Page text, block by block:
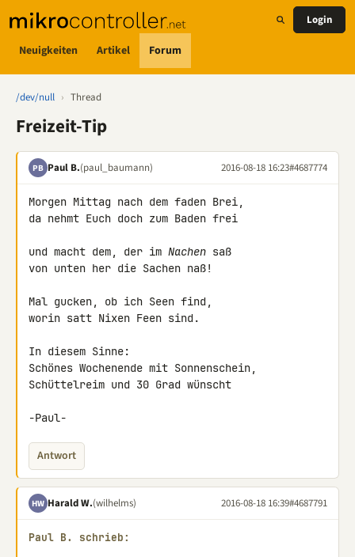
Neuigkeiten Artikel Forum
Login
/dev/null › Thread
Freizeit-Tip
PB Paul B.(paul_baumann) 2016-08-18 16:23#4687774
Morgen Mittag nach dem faden Brei,
da nehmt Euch doch zum Baden frei
und macht dem, der im Nachen saß
von unten her die Sachen naß!
Mal gucken, ob ich Seen find,
worin satt Nixen Feen sind.
In diesem Sinne:
Schönes Wochenende mit Sonnenschein,
Schüttelreim und 30 Grad wünscht
-Paul-
Antwort
HW Harald W.(wilhelms) 2016-08-18 16:39#4687791
Paul B. schrieb: